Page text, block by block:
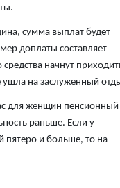
сумма выплат будет
доплаты составляет
начнут
ушла на заслуженный
для женщин пенсионный
раньше. Если у
пятеро и больше, то на